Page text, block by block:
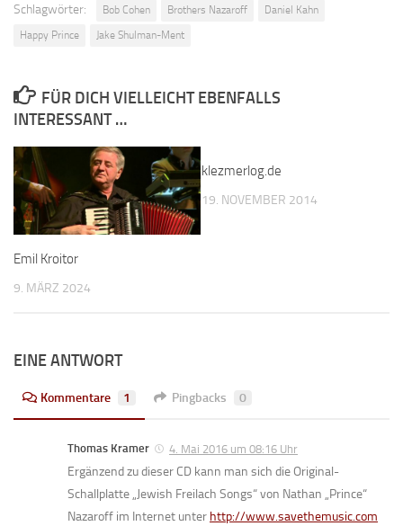
Schlagwörter: Bob Cohen Brothers Nazaroff
Daniel Kahn
Happy Prince
Jake Shulman-Ment
FÜR DICH VIELLEICHT EBENFALLS
INTERESSANT …
Emil Kroitor
9. MÄRZ 2024
klezmerlog.de
19. NOVEMBER 2014
EINE ANTWORT
Kommentare 1 Pingbacks 0
Thomas Kramer 4. Mai 2016 um 08:16 Uhr
Ergänzend zu dieser CD kann man sich die Original-
Schallplatte „Jewish Freilach Songs“ von Nathan „Prince“
Nazaroff im Internet unter http://www.savethemusic.com